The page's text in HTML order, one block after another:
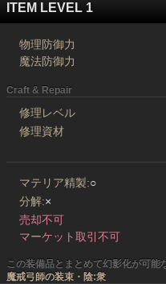
ITEM LEVEL 1
物理防御力
魔法防御力
Craft & Repair
修理レベル
修理資材
マテリア精製:○
分解:×
売却不可
マーケット取引不可
この装備品とまとめて幻影化が可能
魔戒弓師の装束・陰:衆